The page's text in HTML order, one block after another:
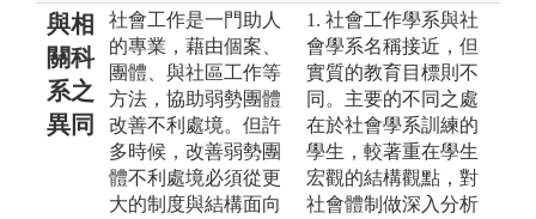
與相
關科
系之
異同
社會工作是一門助人
的專業，藉由個案、
團體、與社區工作等
方法，協助弱勢團體
改善不利處境。但許
多時候，改善弱勢團
體不利處境必須從更
大的制度與結構面向
1. 社會工作學系與社
會學系名稱接近，但
實質的教育目標則不
同。主要的不同之處
在於社會學系訓練的
學生，較著重在學生
宏觀的結構觀點，對
社會體制做深入分析